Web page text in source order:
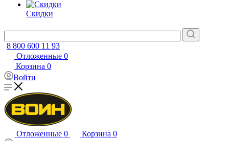
Скидки
8 800 600 11 93
Отложенные 0
Корзина 0
Войти
Отложенные 0 Корзина 0